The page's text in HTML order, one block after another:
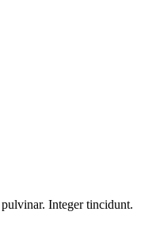
Integer tincidunt.